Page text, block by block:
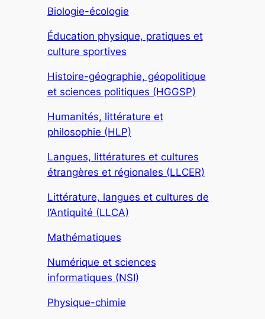
Biologie-écologie
Éducation physique, pratiques et
culture sportives
Histoire-géographie, géopolitique
et sciences politiques (HGGSP)
Humanités, littérature et
philosophie (HLP)
Langues, littératures et cultures
étrangères et régionales (LLCER)
Littérature, langues et cultures de
l’Antiquité (LLCA)
Mathématiques
Numérique et sciences
informatiques (NSI)
Physique-chimie